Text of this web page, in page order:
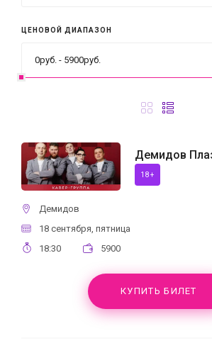
ЦЕНОВОЙ ДИАПАЗОН
Демидов
18+
Демидов
18 сентября, пятница
18:30
5900
КУПИТЬ БИЛЕТ